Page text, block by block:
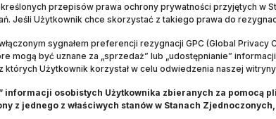
przepisów prawa ochrony prywatności przyjętych
Jeśli Użytkownik chce skorzystać z takiego prawa do
sygnałem preferencji rezygnacji GPC (Global
mogą być uznane za „sprzedaż” lub „udostępnianie”
Użytkownik korzystał w celu odwiedzenia naszej
informacji osobistych Użytkownika zbieranych za
z jednego z właściwych stanów w Stanach